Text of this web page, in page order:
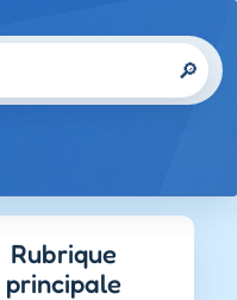
🔎
Rubrique
principale